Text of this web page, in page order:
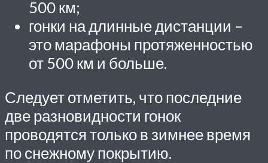
500 км;
гонки на длинные дистанции –
это марафоны протяженностью
от 500 км и больше.
Следует отметить, что последние
две разновидности гонок
проводятся только в зимнее время
по снежному покрытию.